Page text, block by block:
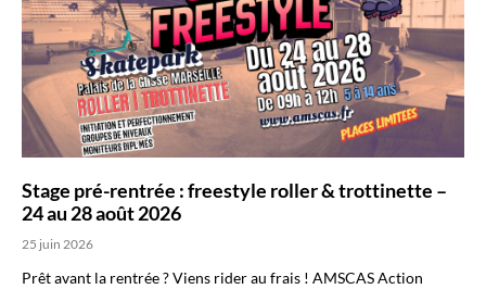
Stage pré-rentrée : freestyle roller & trottinette –
24 au 28 août 2026
25 juin 2026
Prêt avant la rentrée ? Viens rider au frais ! AMSCAS Action